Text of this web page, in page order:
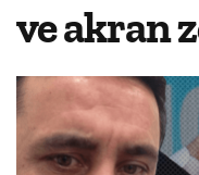
ve akran